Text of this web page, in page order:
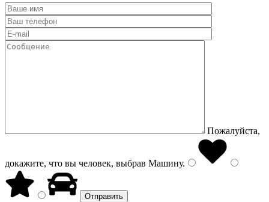
Пожалуйста,
докажите, что вы человек, выбрав Машину.